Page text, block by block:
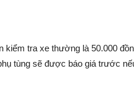
kiểm tra xe thường là 50.000
tùng sẽ được báo giá trước